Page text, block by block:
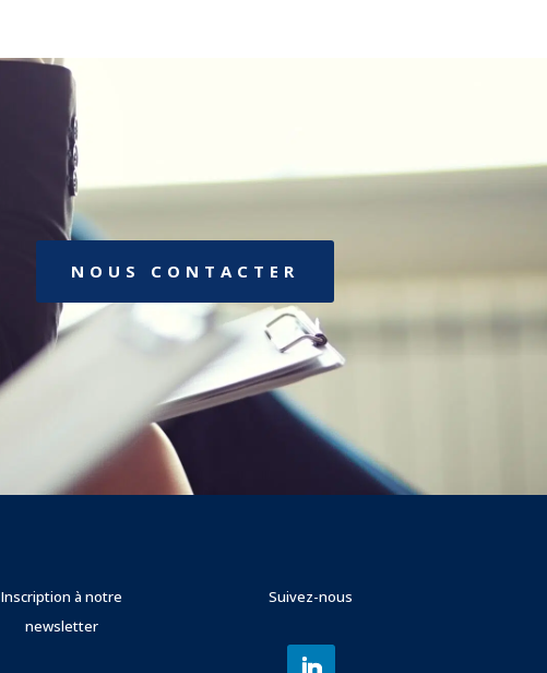
NOUS CONTACTER
Inscription à notre
newsletter
Suivez-nous